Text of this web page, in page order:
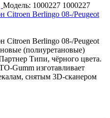
Модель: 1000227 1000227
Citroen Berlingo 08-/Peugeot
Citroen Berlingo 08-/Peugeot
(полиуретановые)
Типи, чёрного цвета.
Gumm изготавливает
снятым 3D-сканером